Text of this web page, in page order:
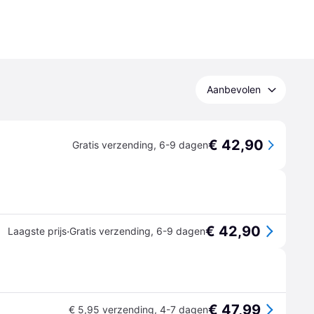
Aanbevolen
Gratis verzending, 6-9 dagen€ 42,90
Laagste prijs·Gratis verzending, 6-9 dagen€ 42,90
€ 5,95 verzending, 4-7 dagen€ 47,99